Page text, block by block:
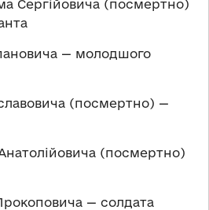
Сергійовича (посмертно)
— молодшого
(посмертно) —
(посмертно)
— солдата